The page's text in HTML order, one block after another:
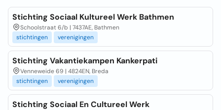
Stichting Sociaal Kultureel Werk Bathmen
Schoolstraat 6/b | 7437AE, Bathmen
stichtingen
verenigingen
Stichting Vakantiekampen Kankerpati
Venneweide 69 | 4824EN, Breda
stichtingen
verenigingen
Stichting Sociaal En Cultureel Werk